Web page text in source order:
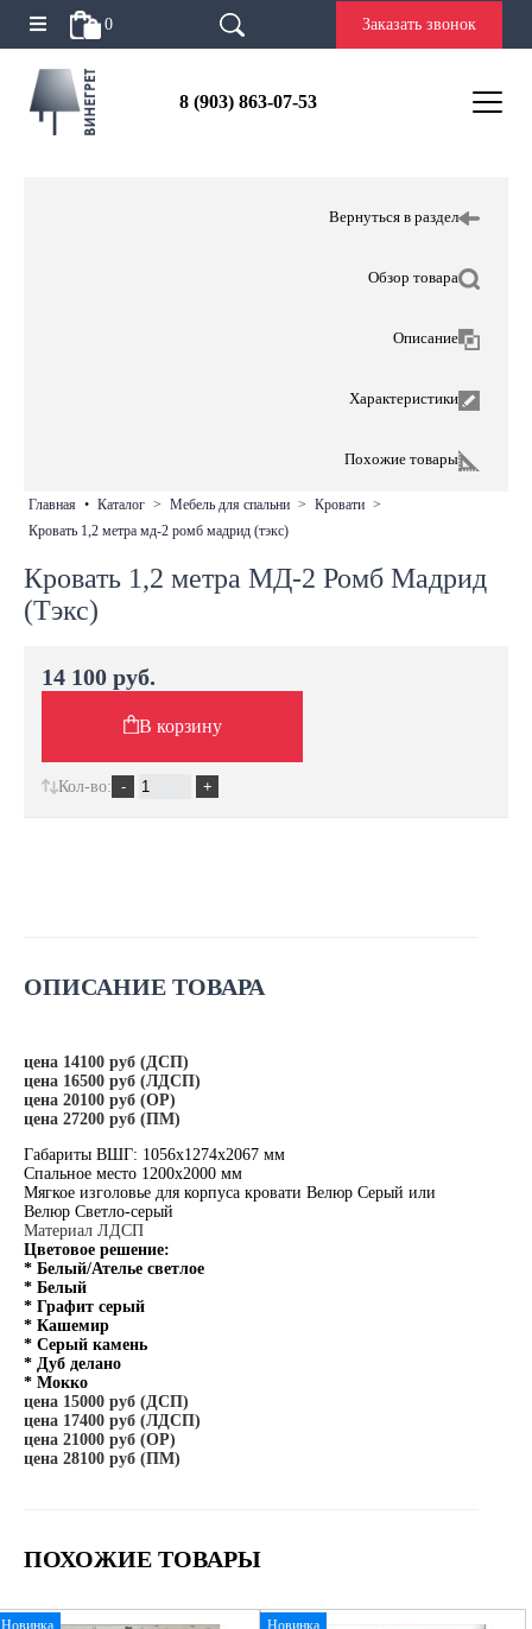
0 Заказать звонок
8 (903) 863-07-53
Вернуться в раздел
Обзор товара
Описание
Характеристики
Похожие товары
главная • каталог > мебель для спальни > кровати >
кровать 1,2 метра мд-2 ромб мадрид (тэкс)
Кровать 1,2 метра МД-2 Ромб Мадрид
(Тэкс)
ОПИСАНИЕ ТОВАРА
цена 14100 руб (ДСП)
цена 16500 руб (ЛДСП)
цена 20100 руб (ОР)
цена 27200 руб (ПМ)
Габариты ВШГ: 1056х1274х2067 мм
Спальное место 1200х2000 мм
Мягкое изголовье для корпуса кровати Велюр Серый или
Велюр Светло-серый
Материал ЛДСП
Цветовое решение:
* Белый/Ателье светлое
* Белый
* Графит серый
* Кашемир
* Серый камень
* Дуб делано
* Мокко
цена 15000 руб (ДСП)
цена 17400 руб (ЛДСП)
цена 21000 руб (ОР)
цена 28100 руб (ПМ)
ПОХОЖИЕ ТОВАРЫ
Новинка Новинка
14 100 руб.
В корзину
Кол-во: